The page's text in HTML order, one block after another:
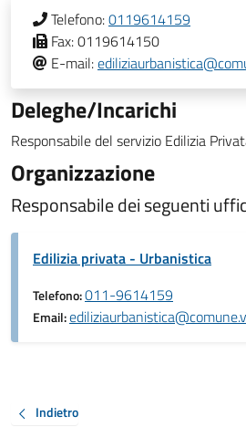
Telefono:0119614159
Fax:0119614150
E-mail:
Deleghe/Incarichi
Responsabile del servizio Edilizia
Organizzazione
Responsabile dei seguenti
Edilizia privata - Urbanistica
Telefono:011-9614159
Email:
Indietro